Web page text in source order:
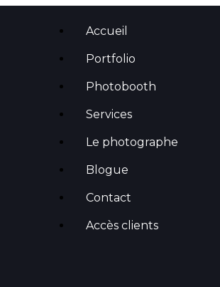
Accueil
Portfolio
Photobooth
Services
Le photographe
Blogue
Contact
Accès clients